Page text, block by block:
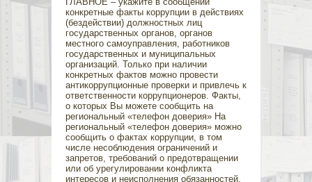
конкретные факты коррупции в действиях
(бездействии) должностных лиц
государственных органов, органов
местного самоуправления, работников
государственных и муниципальных
организаций. Только при наличии
конкретных фактов можно провести
антикоррупционные проверки и привлечь к
ответственности коррупционеров. Факты,
о которых Вы можете сообщить на
региональный «телефон доверия» На
региональный «телефон доверия» можно
сообщить о фактах коррупции, в том
числе несоблюдения ограничений и
запретов, требований о предотвращении
или об урегулировании конфликта
интересов и неисполнения обязанностей,